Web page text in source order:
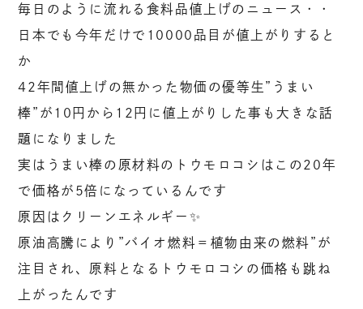
毎日のように流れる食料品値上げのニュース・・
日本でも今年だけで10000品目が値上がりすると
か
42年間値上げの無かった物価の優等生”うまい
棒”が10円から12円に値上がりした事も大きな話
題になりました
実はうまい棒の原材料のトウモロコシはこの20年
で価格が5倍になっているんです
原因はクリーンエネルギー✨
原油高騰により”バイオ燃料＝植物由来の燃料”が
注目され、原料となるトウモロコシの価格も跳ね
上がったんです